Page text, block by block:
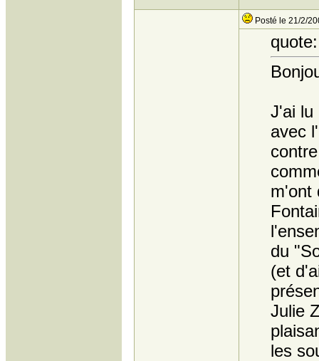
Posté le 21/2/
quote:
J'ai lu
avec
m'ont
du
(et
Julie
les